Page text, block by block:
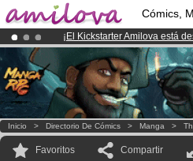
Cómics,
¡ El Kickstarter Amilova está
¡Ya tenemos 100000
¡Conviertete en Premium por
Inicio > Directorio De Cómics > Manga >
Favoritos Compartir